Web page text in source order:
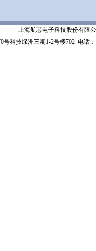
上海航芯电子科技股份有限公
号科技绿洲三期1-2号楼702 电话